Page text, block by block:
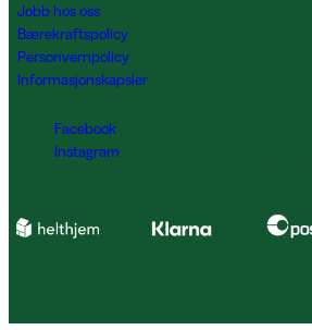
Jobb hos oss
Bærekraftspolicy
Personvernpolicy
Informasjonskapsler
Facebook
Instagram